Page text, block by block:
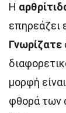
Η
επηρεάζει
Γνωρίζατε
μορφή
φθορά των